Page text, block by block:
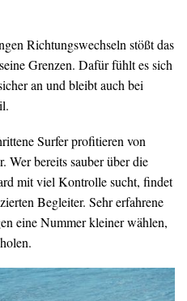
Richtungswechseln stößt das
Grenzen. Dafür fühlt es sich
an und bleibt auch bei
Surfer profitieren von
Wer bereits sauber über die
mit viel Kontrolle sucht, findet
Begleiter. Sehr erfahrene
eine Nummer kleiner wählen,